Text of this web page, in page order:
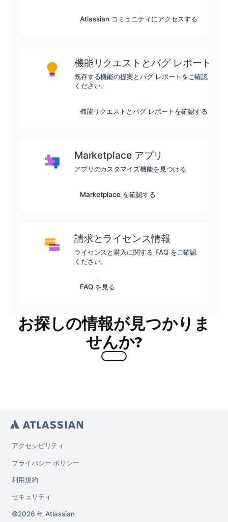
Atlassian コミュニティにアクセスする
機能リクエストとバグ レポート
既存する機能の提案とバグ レポートをご確認
ください。
機能リクエストとバグ レポートを確認する
Marketplace アプリ
アプリのカスタマイズ機能を見つける
Marketplace を確認する
請求とライセンス情報
ライセンスと購入に関する FAQ をご確認
ください。
FAQ を見る
お探しの情報が見つかりま
せんか?
アクセシビリティ
プライバシー ポリシー
利用規約
セキュリティ
2026 年 Atlassian